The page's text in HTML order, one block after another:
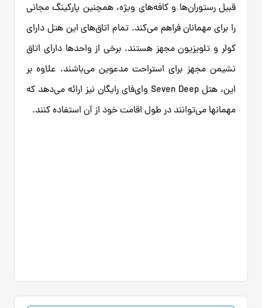
قبیل رستوران‌ها و کافه‌های ویژه، همچنین پارکینگ مجانی
را برای مهمانان فراهم می‌کند. تمام اتاق‌های این هتل دارای
کولر و تلویزیون مجهز هستند. برخی از واحدها دارای اتاق
نشیمن مجهز برای استراحت مدعوین می‌باشند. علاوه بر
این، هتل Seven Deep وای‌فای رایگان نیز ارائه می‌دهد که
مهمانها می‌توانند در طول اقامت خود از آن استفاده کنند.